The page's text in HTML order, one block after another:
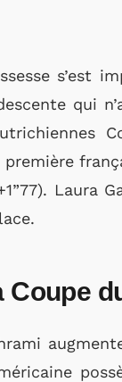
s’est
qui
Laura
Coupe